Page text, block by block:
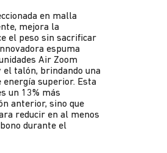
en malla
mejora la
el peso sin sacrificar
espuma
Air Zoom
el talón, brindando una
superior. Esta
un 13% más
anterior, sino que
reducir en al menos
durante el